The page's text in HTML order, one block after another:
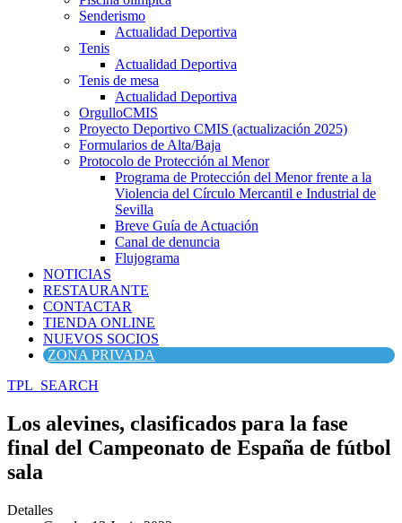
Senderismo
Actualidad Deportiva
Tenis
Actualidad Deportiva
Tenis de mesa
Actualidad Deportiva
OrgulloCMIS
Proyecto Deportivo CMIS (actualización 2025)
Formularios de Alta/Baja
Protocolo de Protección al Menor
Programa de Protección del Menor frente a la
Violencia del Círculo Mercantil e Industrial de
Sevilla
Breve Guía de Actuación
Canal de denuncia
Flujograma
NOTICIAS
RESTAURANTE
CONTACTAR
TIENDA ONLINE
NUEVOS SOCIOS
ZONA PRIVADA
TPL_SEARCH
Los alevines, clasificados para la fase
final del Campeonato de España de fútbol
sala
Detalles